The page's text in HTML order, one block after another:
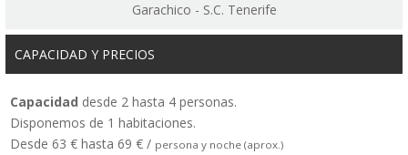
Garachico - S.C. Tenerife
CAPACIDAD Y PRECIOS
Capacidad desde 2 hasta 4 personas.
Disponemos de 1 habitaciones.
Desde 63 € hasta 69 € / persona y noche (aprox.)